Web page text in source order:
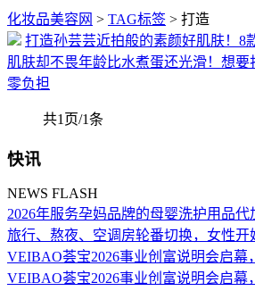
化妆品美容网 > TAG标签 > 打造
打造孙芸芸近拍般的素颜好肌肤！8
肌肤却不畏年龄比水煮蛋还光滑！想
零负担
共1页/1条
快讯
NEWS FLASH
2026年服务孕妈品牌的母婴洗护用品
旅行、熬夜、空调房轮番切换，女性开
VEIBAO荟宝2026事业创富说明会启幕
VEIBAO荟宝2026事业创富说明会启幕